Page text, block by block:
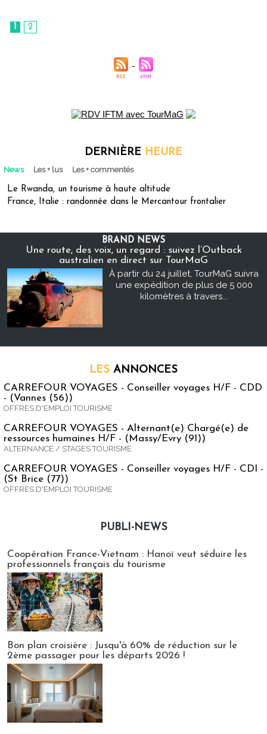
1 2
DERNIÈRE HEURE
News Les + lus Les + commentés
Le Rwanda, un tourisme à haute altitude
France, Italie : randonnée dans le Mercantour frontalier
BRAND NEWS
Une route, des voix, un regard : suivez l’Outback
australien en direct sur TourMaG
À partir du 24 juillet, TourMaG suivra
une expédition de plus de 5 000
kilomètres à travers...
LES ANNONCES
CARREFOUR VOYAGES - Conseiller voyages H/F - CDD
- (Vannes (56))
OFFRES D'EMPLOI TOURISME
CARREFOUR VOYAGES - Alternant(e) Chargé(e) de
ressources humaines H/F - (Massy/Evry (91))
ALTERNANCE / STAGES TOURISME
CARREFOUR VOYAGES - Conseiller voyages H/F - CDI -
(St Brice (77))
OFFRES D'EMPLOI TOURISME
PUBLI-NEWS
Coopération France-Vietnam : Hanoï veut séduire les
professionnels français du tourisme
Bon plan croisière : Jusqu'à 60% de réduction sur le
2ème passager pour les départs 2026 !